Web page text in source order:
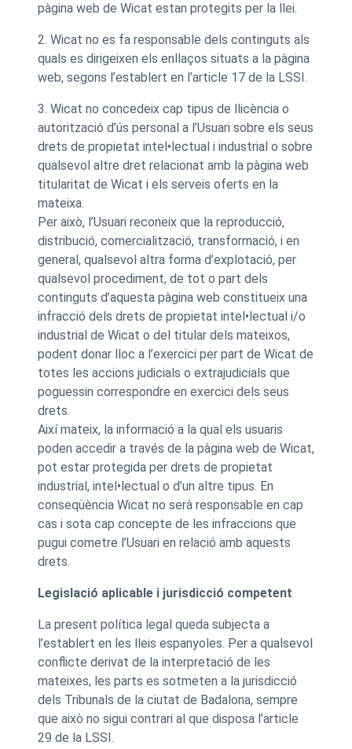
pàgina web de Wicat estan protegits per la llei.
2. Wicat no es fa responsable dels continguts als
quals es dirigeixen els enllaços situats a la pàgina
web, segons l’establert en l’article 17 de la LSSI.
3. Wicat no concedeix cap tipus de llicència o
autorització d’ús personal a l’Usuari sobre els seus
drets de propietat intel•lectual i industrial o sobre
qualsevol altre dret relacionat amb la pàgina web
titularitat de Wicat i els serveis oferts en la
mateixa.
Per això, l’Usuari reconeix que la reproducció,
distribució, comercialització, transformació, i en
general, qualsevol altra forma d’explotació, per
qualsevol procediment, de tot o part dels
continguts d’aquesta pàgina web constitueix una
infracció dels drets de propietat intel•lectual i/o
industrial de Wicat o del titular dels mateixos,
podent donar lloc a l’exercici per part de Wicat de
totes les accions judicials o extrajudicials que
poguessin correspondre en exercici dels seus
drets.
Així mateix, la informació a la qual els usuaris
poden accedir a través de la pàgina web de Wicat,
pot estar protegida per drets de propietat
industrial, intel•lectual o d’un altre tipus. En
conseqüència Wicat no serà responsable en cap
cas i sota cap concepte de les infraccions que
pugui cometre l’Usuari en relació amb aquests
drets.
Legislació aplicable i jurisdicció competent
La present política legal queda subjecta a
l’establert en les lleis espanyoles. Per a qualsevol
conflicte derivat de la interpretació de les
mateixes, les parts es sotmeten a la jurisdicció
dels Tribunals de la ciutat de Badalona, sempre
que això no sigui contrari al que disposa l’article
29 de la LSSI.